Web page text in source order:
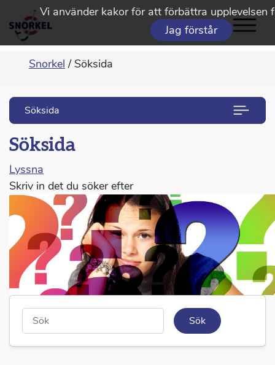
Vi använder kakor för att förbättra upplevelsen
Jag förstår
Snorkel /Söksida
Söksida
Söksida
Lyssna
Skriv in det du söker efter
Sök